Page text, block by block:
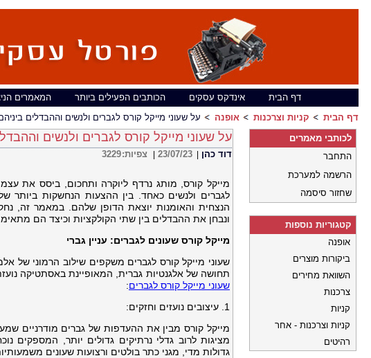
דף הבית אינדקס עסקים הכותבים הפעילים ביותר המאמרים
דף הבית
קניות וצרכנות אופנה על שעוני מייקל קורס לגברים ולנשים וההבדלים
על שעוני מייקל קורס לגברים ולנשים
דוד כהן 23/07/23 צפיות:3229
מייקל קורס, מותג נרדף ליוקרה ותחכום, ביסס את
לגברים ולנשים כאחד. בין ההצעות הנחשקות ביותר
הנצחית והאומנות יוצאת הדופן שלהם. במאמר זה,
ונבחן את ההבדלים בין שתי הקולקציות וכיצד הם
מייקל קורס שעונים לגברים: עניין גברי
שעוני מייקל קורס לגברים משקפים שילוב הרמוני של
תחושה של אלגנטיות גברית, המאופיינת באסתטיקה
שעוני מייקל קורס לגברים:
1. עיצובים נועזים וחזקים:
מייקל קורס מבין את ההעדפות של גברים מודרניים
מציגות לרוב גדלי נרתיקים גדולים יותר, המספקים
גדולות מדי, מגני כתר בולטים ורצועות שעונים
לכותבי מאמרים
התחבר
הרשמה למערכת
שחזור סיסמה
קטגוריות נוספות
אופנה
ביקורות מוצרים
השוואת מחירים
צרכנות
קניות
קניות וצרכנות - אחר
רהיטים